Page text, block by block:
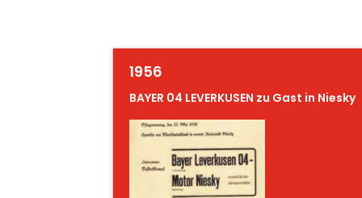
1956
BAYER 04 LEVERKUSEN zu Gast in Niesky